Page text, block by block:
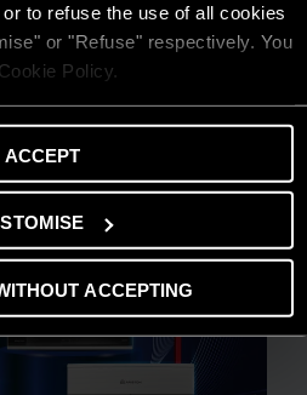
to refuse the use of all cookies
or "Refuse" respectively. You
Policy.
ACCEPT
ACCEPTING